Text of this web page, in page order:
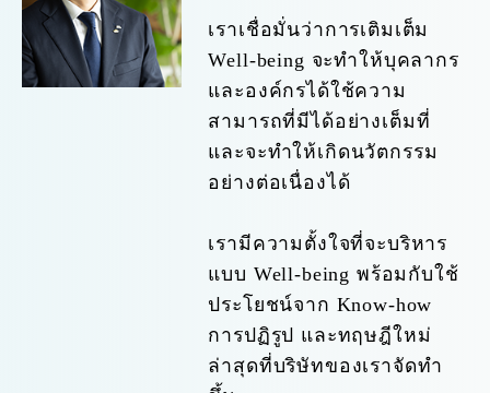
เราเชื่อมั่นว่าการเติมเต็ม
Well-being จะทำให้บุคลากร
และองค์กรได้ใช้ความ
สามารถที่มีได้อย่างเต็มที่
และจะทำให้เกิดนวัตกรรม
อย่างต่อเนื่องได้
เรามีความตั้งใจที่จะบริหาร
แบบ Well-being พร้อมกับใช้
ประโยชน์จาก Know-how
การปฏิรูป และทฤษฎีใหม่
ล่าสุดที่บริษัทของเราจัดทำ